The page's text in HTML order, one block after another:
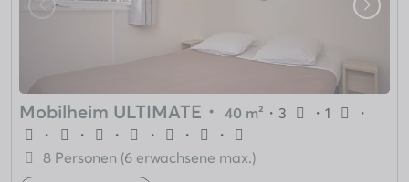
Mobilheim ULTIMATE ・ 40 m² ・ 3 ・1
・
・
・ ・ ・ ・
・
8 Personen (6 erwachsene max.)